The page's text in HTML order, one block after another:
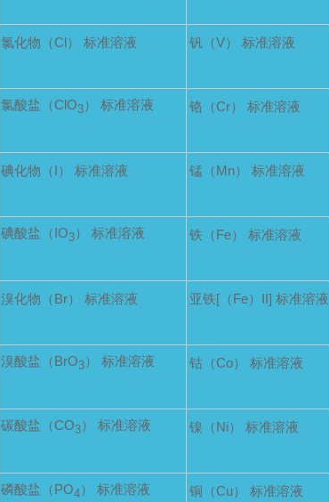
氯化物（Cl） 标准溶液 钒（V） 标准溶液
氯酸盐（ClO3） 标准溶液 铬（Cr） 标准溶液
碘化物（I） 标准溶液 锰（Mn） 标准溶液
碘酸盐（IO3） 标准溶液 铁（Fe） 标准溶液
溴化物（Br） 标准溶液 亚铁[（Fe）II] 标准溶液
溴酸盐（BrO3） 标准溶液 钴（Co） 标准溶液
碳酸盐（CO3） 标准溶液 镍（Ni） 标准溶液
磷酸盐（PO4） 标准溶液 铜（Cu） 标准溶液